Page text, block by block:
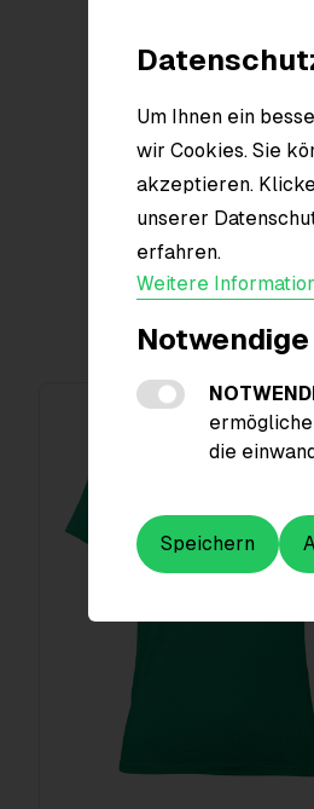
Um Ihnen ein
wir Cookies. Sie
akzeptieren.
unserer
erfahren.
Weitere
die
Speichern